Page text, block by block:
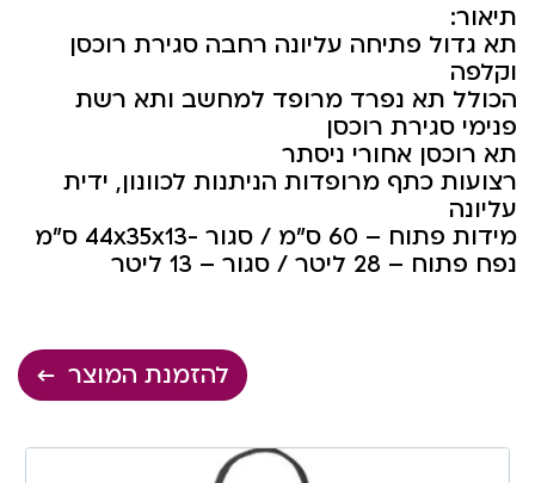
תיאור:
תא גדול פתיחה עליונה רחבה סגירת רוכסן
וקלפה
הכולל תא נפרד מרופד למחשב ותא רשת
פנימי סגירת רוכסן
תא רוכסן אחורי ניסתר
רצועות כתף מרופדות הניתנות לכוונון, ידית
עליונה
מידות פתוח – 60 ס”מ / סגור -44x35x13 ס”מ
נפח פתוח – 28 ליטר / סגור – 13 ליטר
להזמנת המוצר